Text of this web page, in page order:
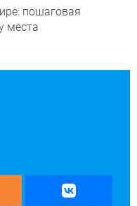
пошаговая
места